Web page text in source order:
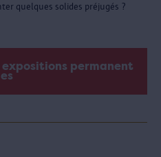
quelques solides préjugés ?
expositions permanent
es